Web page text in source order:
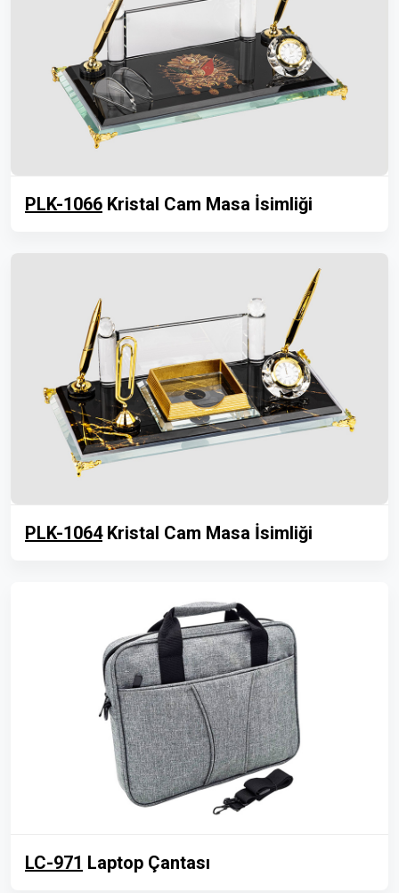
PLK-1066 Kristal Cam Masa İsimliği
PLK-1064Kristal Cam Masa İsimliği
LC-971 Laptop Çantası